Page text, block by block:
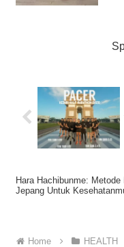
Hara Hachibunme:
Jepang Untuk
Home HEALTH